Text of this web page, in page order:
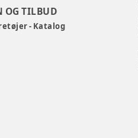
OG TILBUD
- Katalog